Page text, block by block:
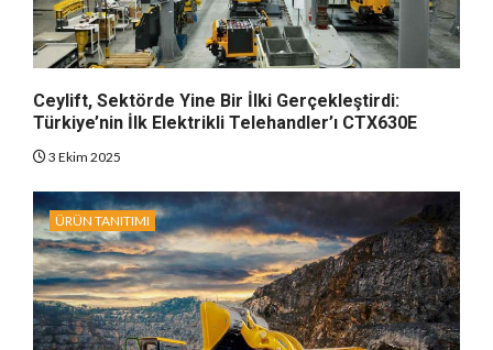
Ceylift, Sektörde Yine Bir İlki Gerçekleştirdi:
Türkiye’nin İlk Elektrikli Telehandler’ı CTX630E
3 Ekim 2025
ÜRÜN TANITIMI